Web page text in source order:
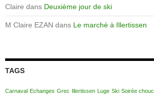
Claire dans Deuxième jour de ski
M Claire EZAN dans Le marché à Illertissen
TAGS
Carnaval Echanges Grec Illertissen Luge Ski Soirée